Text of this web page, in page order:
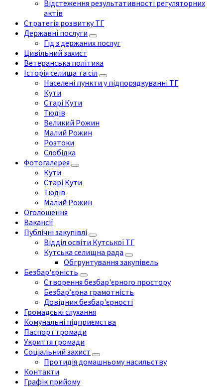
Відстеження результативності регуляторних
актів
Стратегія розвитку ТГ
Державні послуги
Гід з держаних послуг
Цивільний захист
Ветеранська політика
Історія селища та сіл
Населені пункти у підпорядкуванні ТГ
Кути
Старі Кути
Тюдів
Великий Рожин
Малий Рожин
Розтоки
Слобідка
Фотогалерея
Кути
Старі Кути
Тюдів
Малий Рожин
Оголошення
Вакансії
Публічні закупівлі
Відділ освіти Кутської ТГ
Кутська селищна рада
Обгрунтування закупівель
Безбар'єрність
Створення безбар'єрного простору
Безбар’єрна грамотність
Довідник безбар'єрності
Громадські слухання
Комунальні підприємства
Паспорт громади
Укриття громади
Соціальний захист
Протидія домашньому насильству
Контакти
Графік прийому